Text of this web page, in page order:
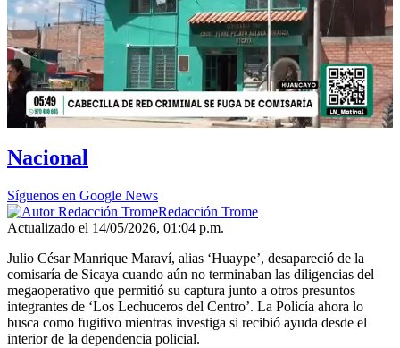
Nacional
Síguenos en Google News
Redacción Trome
Actualizado el 14/05/2026, 01:04 p.m.
Julio César Manrique Maraví, alias ‘Huaype’, desapareció de la
comisaría de Sicaya cuando aún no terminaban las diligencias del
megaoperativo que permitió su captura junto a otros presuntos
integrantes de ‘Los Lechuceros del Centro’. La Policía ahora lo
busca como fugitivo mientras investiga si recibió ayuda desde el
interior de la dependencia policial.